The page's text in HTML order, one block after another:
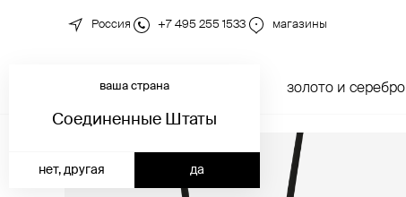
Россия +7 495 255 1533 магазины
новинки золото и серебро
ваша страна
Соединенные Штаты
да
нет, другая